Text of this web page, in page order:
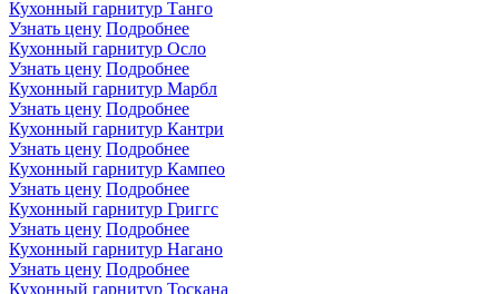
Кухонный гарнитур Танго
Узнать цену Подробнее
Кухонный гарнитур Осло
Узнать цену Подробнее
Кухонный гарнитур Марбл
Узнать цену Подробнее
Кухонный гарнитур Кантри
Узнать цену Подробнее
Кухонный гарнитур Кампео
Узнать цену Подробнее
Кухонный гарнитур Григгс
Узнать цену Подробнее
Кухонный гарнитур Нагано
Узнать цену Подробнее
Кухонный гарнитур Тоскана